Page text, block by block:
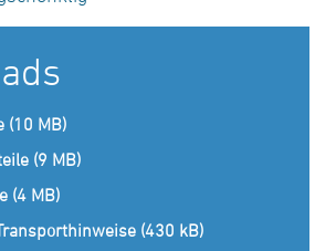
(10 MB)
(9 MB)
(4 MB)
(430 kB)